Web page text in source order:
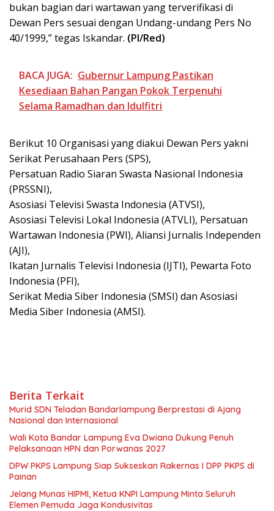
bukan bagian dari wartawan yang terverifikasi di
Dewan Pers sesuai dengan Undang-undang Pers No
40/1999,” tegas Iskandar. (PI/Red)
BACA JUGA: Gubernur Lampung Pastikan
Kesediaan Bahan Pangan Pokok Terpenuhi
Selama Ramadhan dan Idulfitri
Berikut 10 Organisasi yang diakui Dewan Pers yakni
Serikat Perusahaan Pers (SPS),
Persatuan Radio Siaran Swasta Nasional Indonesia
(PRSSNI),
Asosiasi Televisi Swasta Indonesia (ATVSI),
Asosiasi Televisi Lokal Indonesia (ATVLI), Persatuan
Wartawan Indonesia (PWI), Aliansi Jurnalis Independen
(AJI),
Ikatan Jurnalis Televisi Indonesia (IJTI), Pewarta Foto
Indonesia (PFI),
Serikat Media Siber Indonesia (SMSI) dan Asosiasi
Media Siber Indonesia (AMSI).
Berita Terkait
Murid SDN Teladan Bandarlampung Berprestasi di Ajang
Nasional dan Internasional
Wali Kota Bandar Lampung Eva Dwiana Dukung Penuh
Pelaksanaan HPN dan Porwanas 2027
DPW PKPS Lampung Siap Sukseskan Rakernas I DPP PKPS di
Painan
Jelang Munas HIPMI, Ketua KNPI Lampung Minta Seluruh
Elemen Pemuda Jaga Kondusivitas